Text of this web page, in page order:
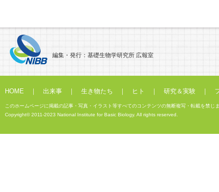
編集・発行：基礎生物学研究所 広報室
HOME ｜ 出来事 ｜ 生き物たち ｜ ヒト ｜ 研究＆実験 ｜
このホームページに掲載の記事・写真・イラスト等すべてのコンテンツの無断複写・転載を禁じ
Copyright© 2011-2023 National Institute for Basic Biology. All rights reserved.